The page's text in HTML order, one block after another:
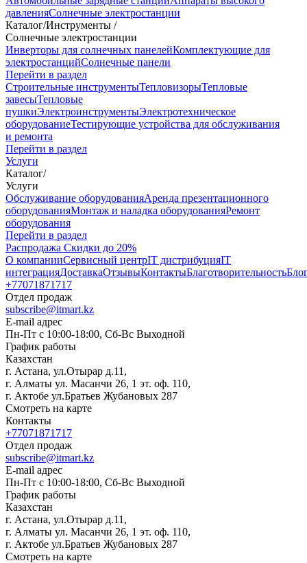
давленияСолнечные электростанции
Каталог/Инструменты /
Солнечные электростанции
Инверторы для солнечных панелейКомплектующие для
электростанцийСолнечные панели
Перейти в раздел
Строительные инструментыТепловизорыТепловые
завесыТепловые
пушкиЭлектроинструментыЭлектротехническое
оборудованиеТестирующие устройства для обслуживания
и ремонта
Перейти в раздел
Услуги
Каталог/
Услуги
Oбслуживание оборудованияАренда презентационного
оборудованияМонтаж и наладка оборудованияРемонт
оборудования
Перейти в раздел
Распродажа Скидки до 20%
О компанииСервисный центрIT дистрибуцияIT
интеграцияДоставкаОтзывыКонтактыБлаготворительность
+77071871717
Отдел продаж
subscribe@itmart.kz
E-mail адрес
Пн-Пт с 10:00-18:00, Сб-Вс Выходной
График работы
Казахстан
г. Астана, ул.Отырар д.11,
г. Алматы ул. Масанчи 26, 1 эт. оф. 110,
г. Актобе ул.Братьев Жубановых 287
Смотреть на карте
Контакты
+77071871717
Отдел продаж
subscribe@itmart.kz
E-mail адрес
Пн-Пт с 10:00-18:00, Сб-Вс Выходной
График работы
Казахстан
г. Астана, ул.Отырар д.11,
г. Алматы ул. Масанчи 26, 1 эт. оф. 110,
г. Актобе ул.Братьев Жубановых 287
Смотреть на карте